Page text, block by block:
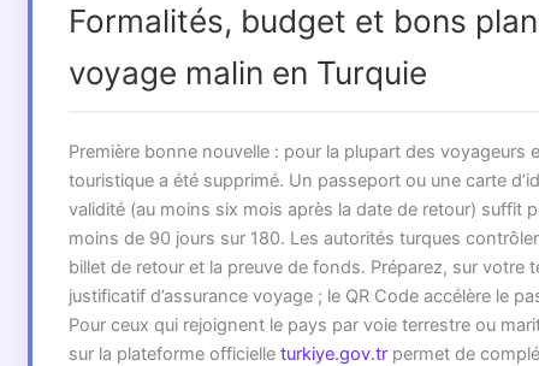
Formalités, budget et bons
voyage malin en Turquie
Première bonne nouvelle : pour la plupart des voyageurs
touristique a été supprimé. Un passeport ou une carte
validité (au moins six mois après la date de retour) suffit
moins de 90 jours sur 180. Les autorités turques
billet de retour et la preuve de fonds. Préparez, sur votre
justificatif d’assurance voyage ; le QR Code accélère le
Pour ceux qui rejoignent le pays par voie terrestre ou
sur la plateforme officielle turkiye.gov.trpermet de